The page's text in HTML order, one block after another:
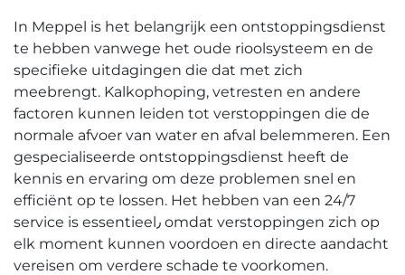
In Meppel is het belangrijk een ontstoppingsdienst
te hebben vanwege het oude rioolsysteem en de
specifieke uitdagingen die dat met zich
meebrengt.​ Kalkophoping, vetresten en andere
factoren kunnen leiden tot verstoppingen die de
normale afvoer van water en afval belemmeren.​ Een
gespecialiseerde ontstoppingsdienst heeft de
kennis en ervaring om deze problemen snel en
efficiënt op te lossen. Het hebben van een 24/7
service is essentieel٫ omdat verstoppingen zich op
elk moment kunnen voordoen en directe aandacht
vereisen om verdere schade te voorkomen.​